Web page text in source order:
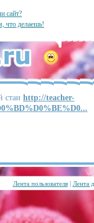
сайт?
что делаешь!
стаи http://teacher-
Лента пользователя| Лента